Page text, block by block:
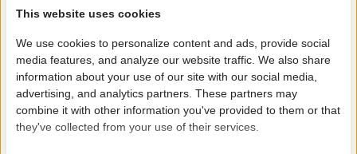
BM Catalysts
Katalysator
(BM91590H)
Euro norm: EURO 4
Incl. pakking set: Ja
Merk: BM Catalysts
€ 291,92
€ 353,22 incl. btw
Levertijd:Op voorraad
Fabrikantcode: BM91590H
This website uses cookies
We use cookies to personalize content and ads, provide social
media features, and analyze our website traffic. We also share
information about your use of our site with our social media,
advertising, and analytics partners. These partners may
combine it with other information you've provided to them or that
they've collected from your use of their services.